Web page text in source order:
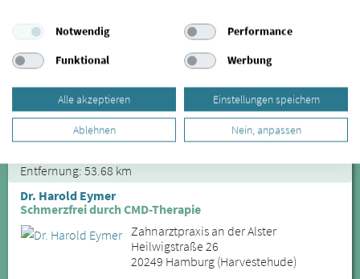
Knirschschienen
Zahnarztpraxis im Walddörfer Rondell
Stüffeleck 8
040 - 604 0942
Entfernung: 53.68 km
zum Profil
Dr. Harold Eymer
Schmerzfrei durch CMD-Therapie
Zahnarztpraxis an der Alster
Heilwigstraße 26
20249 Hamburg (Harvestehude)
Notwendig
Performance
Funktional
Werbung
Alle akzeptieren Einstellungen speichern
Ablehnen Nein, anpassen